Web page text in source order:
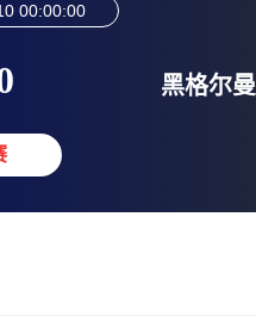
00:00:00
黑格尔曼